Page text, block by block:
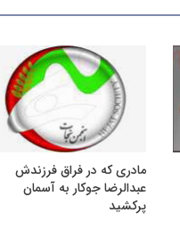
مادری که در فراق فرزندش
عبدالرضا جوکار به آسمان
پرکشید